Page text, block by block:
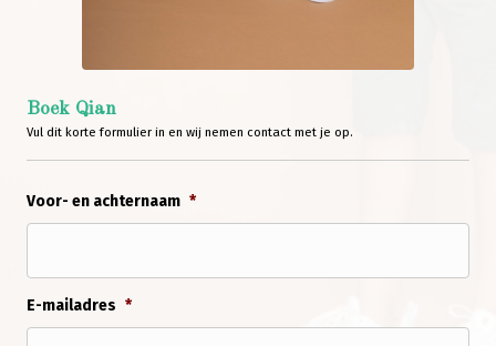
Boek Qian
Vul dit korte formulier in en wij nemen contact met je op.
Voor- en achternaam *
E-mailadres *